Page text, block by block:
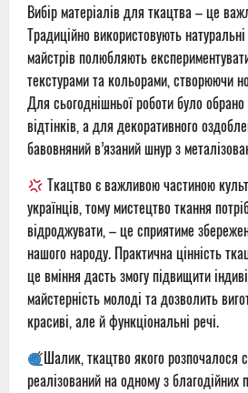
Вибір матеріалів для ткацтва – це
Традиційно використовують
майстрів полюбляють
текстурами та кольорами, створюючи
Для сьогоднішньої роботи було
відтінків, а для декоративного
бавовняний в’язаний шнур з
Ткацтво є важливою частиною
українців, тому мистецтво ткання
відроджувати, – це сприятиме
нашого народу. Практична цінність
це вміння дасть змогу підвищити
майстерність молоді та дозволить
красиві, але й функціональні речі.
Шалик, ткацтво якого розпочалося
реалізований на одному з благодійних